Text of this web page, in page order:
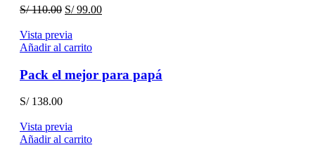
S/110.00 El
original
era:
S/99.00El
Vista previa
Añadir al carrito
Pack el mejor para papá
S/138.00
Vista previa
Añadir al carrito